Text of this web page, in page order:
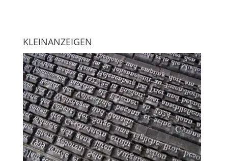
KLEINANZEIGEN